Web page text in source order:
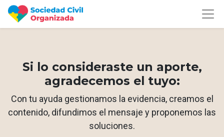
Si lo consideraste un aporte,
agradecemos el tuyo:
Con tu ayuda gestionamos la evidencia, creamos el
contenido, difundimos el mensaje y proponemos las
soluciones.